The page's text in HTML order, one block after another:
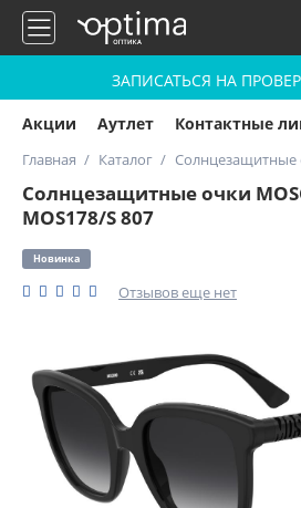
ЗАПИСАТЬСЯ НА
Акции Аутлет Контактные
Главная Каталог Солнцезащитные
Солнцезащитные очки
MOS178/S 807
Новинка
Отзывов еще нет